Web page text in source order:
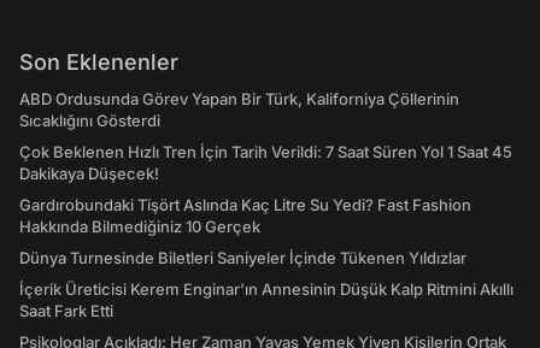
Son Eklenenler
ABD Ordusunda Görev Yapan Bir Türk, Kaliforniya Çöllerinin
Sıcaklığını Gösterdi
Çok Beklenen Hızlı Tren İçin Tarih Verildi: 7 Saat Süren Yol 1 Saat 45
Dakikaya Düşecek!
Gardırobundaki Tişört Aslında Kaç Litre Su Yedi? Fast Fashion
Hakkında Bilmediğiniz 10 Gerçek
Dünya Turnesinde Biletleri Saniyeler İçinde Tükenen Yıldızlar
İçerik Üreticisi Kerem Enginar'ın Annesinin Düşük Kalp Ritmini Akıllı
Saat Fark Etti
Psikologlar Açıkladı: Her Zaman Yavaş Yemek Yiyen Kişilerin Ortak